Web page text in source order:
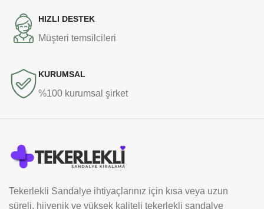
HIZLI DESTEK
Müşteri temsilcileri
KURUMSAL
%100 kurumsal şirket
Tekerlekli Sandalye ihtiyaçlarınız için kısa veya uzun
süreli, hijyenik ve yüksek kaliteli tekerlekli sandalye